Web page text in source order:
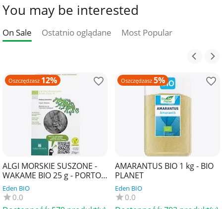
You may be interested
On Sale Ostatnio oglądane Most Popular
Oszczędzasz 12%
ALGI MORSKIE SUSZONE -
WAKAME BIO 25 g - PORTO
MUINOS
Eden BIO
0.0
Oszczędzasz 5%
AMARANTUS BIO 1 kg - BIO
PLANET
Eden BIO
0.0